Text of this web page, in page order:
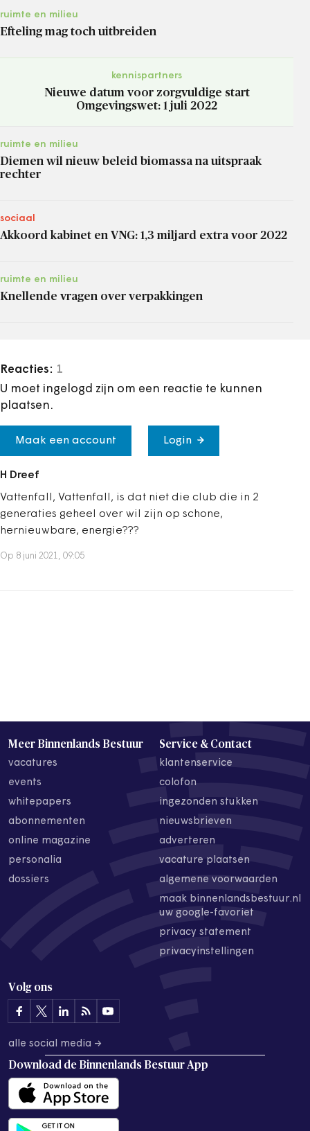
ruimte en milieu
Efteling mag toch uitbreiden
kennispartners
Nieuwe datum voor zorgvuldige start
Omgevingswet: 1 juli 2022
ruimte en milieu
Diemen wil nieuw beleid biomassa na uitspraak
rechter
sociaal
Akkoord kabinet en VNG: 1,3 miljard extra voor 2022
ruimte en milieu
Knellende vragen over verpakkingen
Reacties: 1
U moet ingelogd zijn om een reactie te kunnen
plaatsen.
Maak een account Login
H Dreef
Vattenfall, Vattenfall, is dat niet die club die in 2
generaties geheel over wil zijn op schone,
hernieuwbare, energie???
Op 8 juni 2021, 09:05
Meer Binnenlands Bestuur
vacatures
events
whitepapers
abonnementen
online magazine
personalia
dossiers
Service & Contact
klantenservice
colofon
ingezonden stukken
nieuwsbrieven
adverteren
vacature plaatsen
algemene voorwaarden
maak binnenlandsbestuur.nl
uw google-favoriet
privacy statement
privacyinstellingen
Volg ons
alle social media →
Download de Binnenlands Bestuur App